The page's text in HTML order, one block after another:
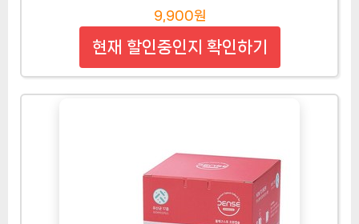
9,900원
현재 할인중인지 확인하기